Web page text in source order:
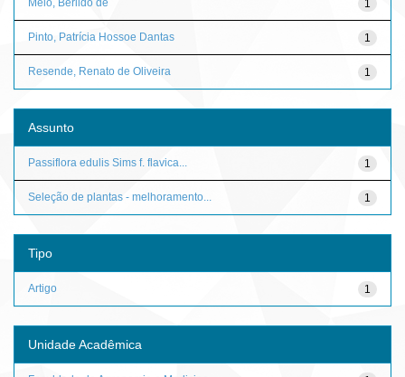
1
1
Pinto, Patrícia Hossoe Dantas
1
Resende, Renato de Oliveira
Assunto
1
Passiflora edulis Sims f. flavica...
1
Seleção de plantas - melhoramento...
Tipo
1
Artigo
Unidade Acadêmica